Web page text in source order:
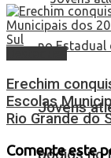
Jovens
Erechim
Escolas
Rio Grande do
Comente este